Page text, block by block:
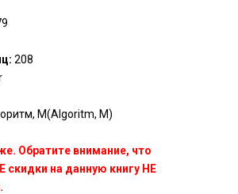
208
М(Algoritm, M)
Обратите внимание, что
на данную книгу НЕ